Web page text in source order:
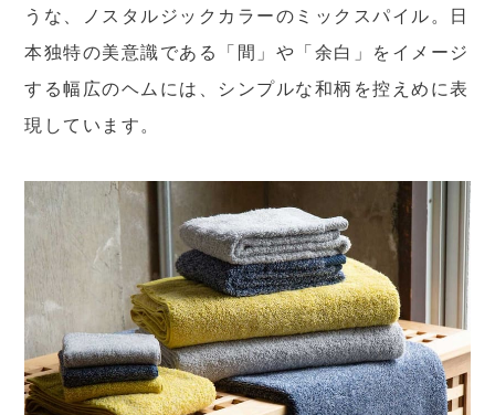
うな、ノスタルジックカラーのミックスパイル。日
本独特の美意識である「間」や「余白」をイメージ
する幅広のヘムには、シンプルな和柄を控えめに表
現しています。